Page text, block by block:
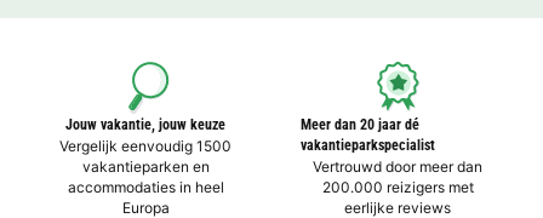
Jouw vakantie, jouw keuze
Vergelijk eenvoudig 1500
vakantieparken en
accommodaties in heel
Europa
Meer dan 20 jaar dé
vakantieparkspecialist
Vertrouwd door meer dan
200.000 reizigers met
eerlijke reviews